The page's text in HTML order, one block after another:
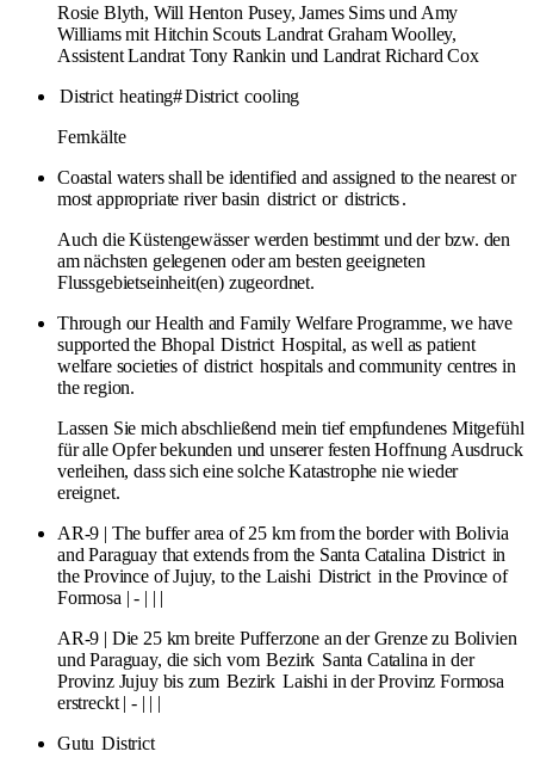
Rosie Blyth, Will Henton Pusey, James Sims und Amy
Williams mit Hitchin Scouts Landrat Graham Woolley,
Assistent Landrat Tony Rankin und Landrat Richard Cox
District heating#District cooling
Fernkälte
Coastal waters shall be identified and assigned to the nearest or
most appropriate river basin district or districts.
Auch die Küstengewässer werden bestimmt und der bzw. den
am nächsten gelegenen oder am besten geeigneten
Flussgebietseinheit(en) zugeordnet.
Through our Health and Family Welfare Programme, we have
supported the Bhopal District Hospital, as well as patient
welfare societies of district hospitals and community centres in
the region.
Lassen Sie mich abschließend mein tief empfundenes Mitgefühl
für alle Opfer bekunden und unserer festen Hoffnung Ausdruck
verleihen, dass sich eine solche Katastrophe nie wieder
ereignet.
AR-9 | The buffer area of 25 km from the border with Bolivia
and Paraguay that extends from the Santa Catalina District in
the Province of Jujuy, to the Laishi District in the Province of
Formosa | - | | |
AR-9 | Die 25 km breite Pufferzone an der Grenze zu Bolivien
und Paraguay, die sich vom Bezirk Santa Catalina in der
Provinz Jujuy bis zum Bezirk Laishi in der Provinz Formosa
erstreckt | - | | |
Gutu District